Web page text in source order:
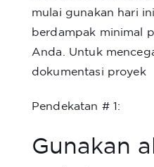
mulai gunakan hari
berdampak minimal
Anda. Untuk
dokumentasi proyek
Pendekatan # 1:
Gunakan